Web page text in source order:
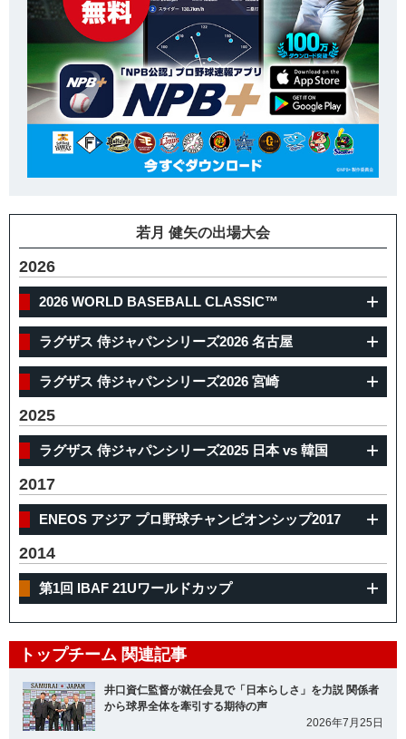
若月 健矢の出場大会
2026
2026 WORLD BASEBALL CLASSIC™
ラグザス 侍ジャパンシリーズ2026 名古屋
ラグザス 侍ジャパンシリーズ2026 宮崎
2025
ラグザス 侍ジャパンシリーズ2025 日本 vs 韓国
2017
ENEOS アジア プロ野球チャンピオンシップ2017
2014
第1回 IBAF 21Uワールドカップ
トップチーム 関連記事
井口資仁監督が就任会見で「日本らしさ」を力説 関係者
から球界全体を牽引する期待の声
2026年7月25日